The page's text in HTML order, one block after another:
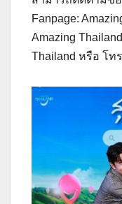
Fanpage:
Amazing
Thailand หรือ โท